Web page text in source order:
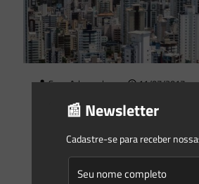
Saes Advogadoson
11/07/2017
Prédios deixarão de passar por
Novas regras publicadas pelo Conselho
📰 Newsletter
Cadastre-se para receber